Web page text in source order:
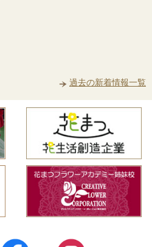
過去の新着情報一覧